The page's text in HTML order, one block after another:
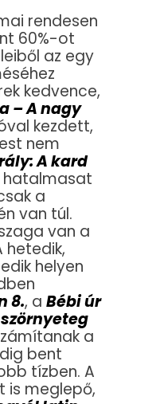
rendesen
60%-ot
az egy
kedvence,
– A nagy
kezdett,
nem
A kard
hatalmasat
a
van túl.
van a
hetedik,
helyen
8., a Bébi úr
a
bent
tízben. A
is meglepő,